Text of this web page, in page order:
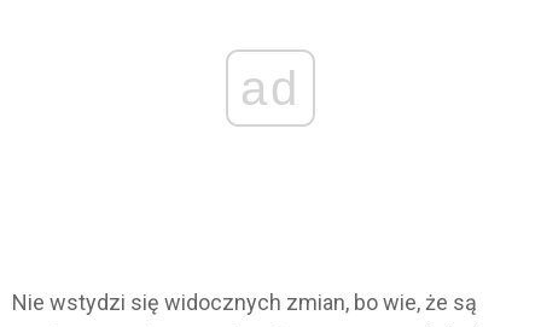
ad
Nie wstydzi się widocznych zmian, bo wie, że są